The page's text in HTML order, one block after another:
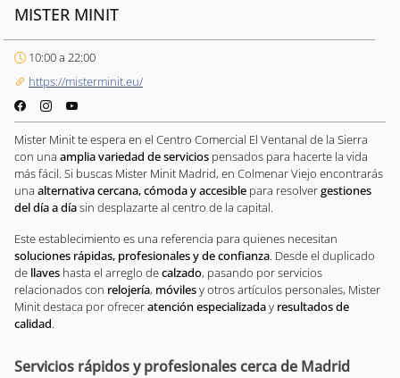
MISTER MINIT
10:00 a 22:00
https://misterminit.eu/
Mister Minit te espera en el Centro Comercial El Ventanal de la Sierra
con una amplia variedad de servicios pensados para hacerte la vida
más fácil. Si buscas Mister Minit Madrid, en Colmenar Viejo encontrarás
una alternativa cercana, cómoda y accesible para resolvergestiones
del día a díasin desplazarte al centro de la capital.
Este establecimiento es una referencia para quienes necesitan
soluciones rápidas, profesionales y de confianza. Desde el duplicado
de llaves hasta el arreglo decalzado, pasando por servicios
relacionados con relojería, móvilesy otros artículos personales, Mister
Minit destaca por ofreceratención especializaday resultados de
calidad.
Servicios rápidos y profesionales cerca de Madrid